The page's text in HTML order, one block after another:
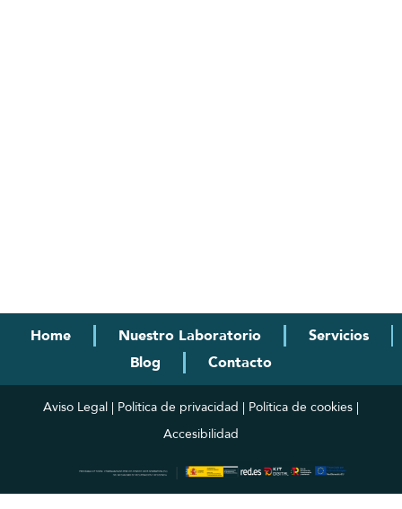
Home Nuestro Laboratorio
Servicios
Blog
Contacto
Aviso Legal | Política de privacidad | Política de cookies |
Accesibilidad